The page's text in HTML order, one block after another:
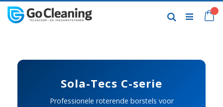
Skip
to
Content
Search
Sola-Tecs C-serie
Professionele roterende borstels voor